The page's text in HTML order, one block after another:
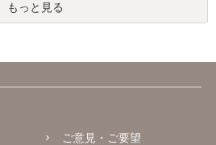
もっと見る
ご意見・ご要望